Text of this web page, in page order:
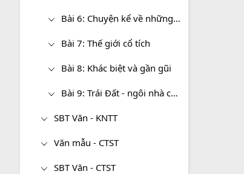
Bài 6: Chuyện kể về những người anh hùng
Bài 7: Thế giới cổ tích
Bài 8: Khác biệt và gần gũi
Bài 9: Trái Đất - ngôi nhà chung
SBT Văn - KNTT
Văn mẫu - CTST
SBT Văn - CTST